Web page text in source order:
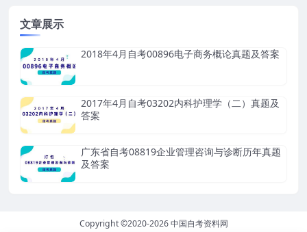
文章展示
2018年4月自考00896电子商务概论真题及答案
2017年4月自考03202内科护理学（二）真题及
答案
广东省自考08819企业管理咨询与诊断历年真题
及答案
Copyright ©2020-2026中国自考资料网